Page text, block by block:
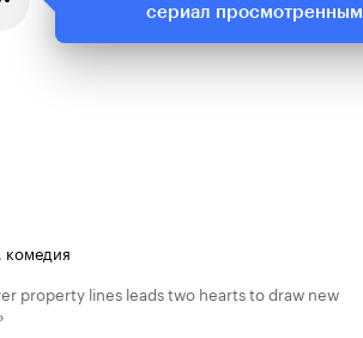
, комедия
property lines leads two hearts to draw new
сериал просмотренным